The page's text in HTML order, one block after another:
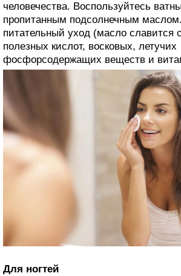
человечества. Воспользуйтесь
пропитанным подсолнечным
питательный уход (масло славится
полезных кислот, восковых, летучих
фосфорсодержащих веществ и
Для ногтей